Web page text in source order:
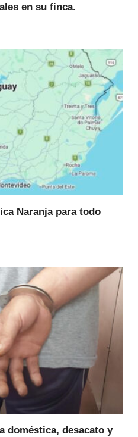
en su finca.
Naranja para todo
doméstica, desacato y